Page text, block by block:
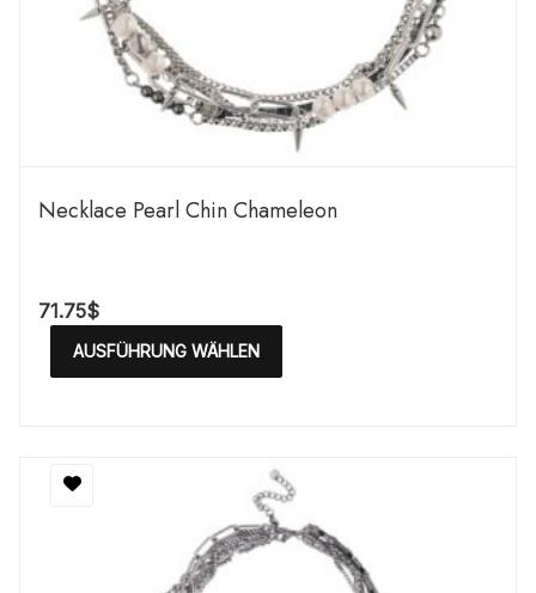
Necklace Pearl Chin Chameleon
71.75$
AUSFÜHRUNG WÄHLEN